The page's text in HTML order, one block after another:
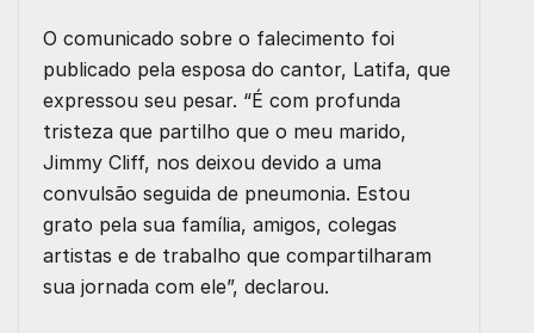
O comunicado sobre o falecimento foi
publicado pela esposa do cantor, Latifa, que
expressou seu pesar. “É com profunda
tristeza que partilho que o meu marido,
Jimmy Cliff, nos deixou devido a uma
convulsão seguida de pneumonia. Estou
grato pela sua família, amigos, colegas
artistas e de trabalho que compartilharam
sua jornada com ele”, declarou.